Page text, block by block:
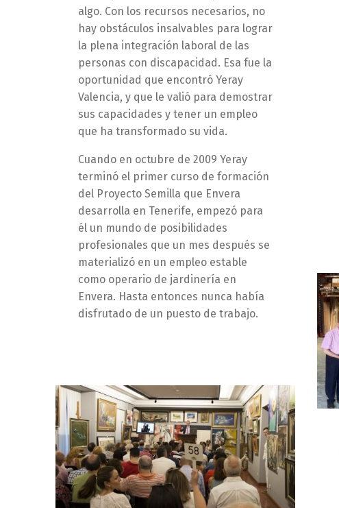
algo. Con los recursos necesarios, no
hay obstáculos insalvables para lograr
la plena integración laboral de las
personas con discapacidad. Esa fue la
oportunidad que encontró Yeray
Valencia, y que le valió para demostrar
sus capacidades y tener un empleo
que ha transformado su vida.
Cuando en octubre de 2009 Yeray
terminó el primer curso de formación
del Proyecto Semilla que Envera
desarrolla en Tenerife, empezó para
él un mundo de posibilidades
profesionales que un mes después se
materializó en un empleo estable
como operario de jardinería en
Envera. Hasta entonces nunca había
disfrutado de un puesto de trabajo.